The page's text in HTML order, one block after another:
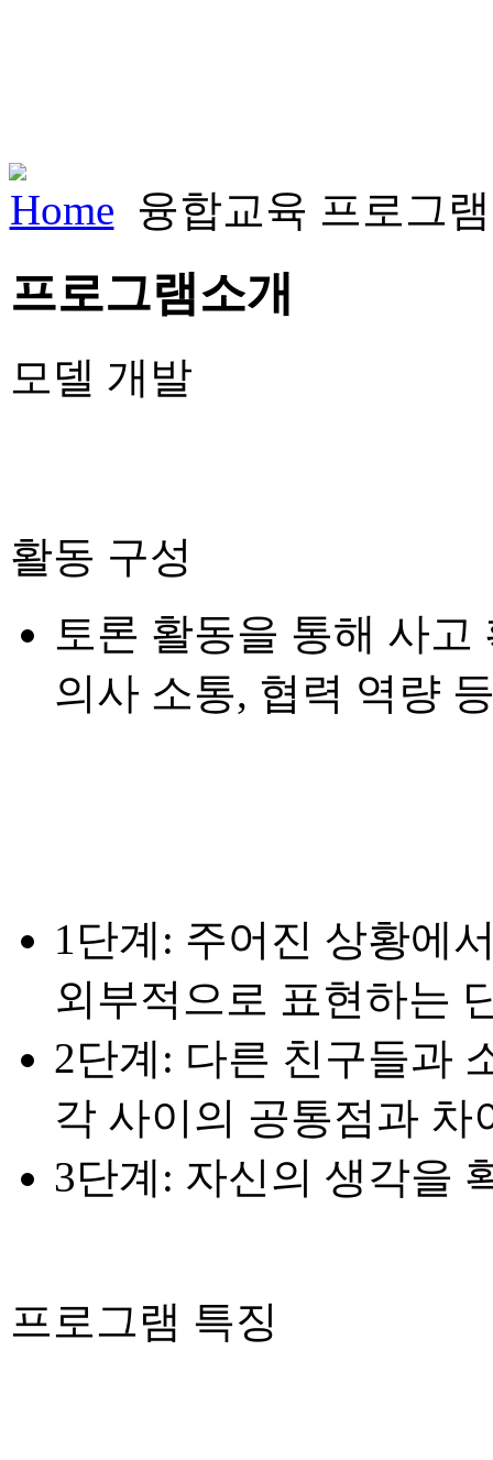
Home 융합교육 프로그램
프로그램소개
모델 개발
활동 구성
토론 활동을 통해 사고
의사 소통, 협력 역량
1단계: 주어진 상황에
외부적으로 표현하는
2단계: 다른 친구들과
각 사이의 공통점과
3단계: 자신의 생각을
프로그램 특징